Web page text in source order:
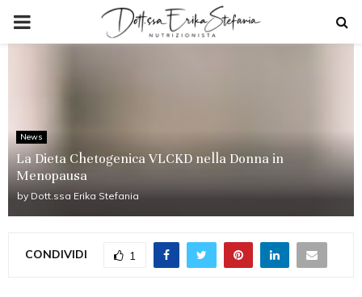
PRIMARY
News
La Dieta Chetogenica VLCKD nella Donna in
Menopausa
by Dott.ssa Erika Stefania
CONDIVIDI 1